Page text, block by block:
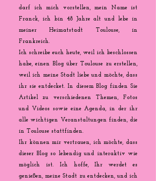
darf ich mich vorstellen, mein Name ist
Franck, ich bin 48 Jahre alt und lebe in
meiner Heimatstadt Toulouse, in
Frankreich.
Ich schreibe euch heute, weil ich beschlossen
habe, einen Blog über Toulouse zu erstellen,
weil ich meine Stadt liebe und möchte, dass
ihr sie entdecket. In diesem Blog finden Sie
Artikel zu verschiedenen Themen, Fotos
und Videos sowie eine Agenda, in der ihr
alle wichtigen Veranstaltungen finden, die
in Toulouse stattfinden.
Ihr können mir vertrauen, ich möchte, dass
dieser Blog so lebendig und interaktiv wie
möglich ist. Ich hoffe, Ihr werdet es
genießen, meine Stadt zu entdecken, und ich